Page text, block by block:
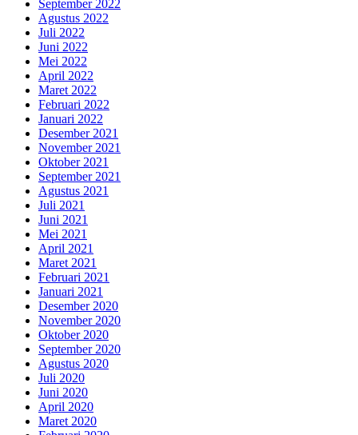
September 2022
Agustus 2022
Juli 2022
Juni 2022
Mei 2022
April 2022
Maret 2022
Februari 2022
Januari 2022
Desember 2021
November 2021
Oktober 2021
September 2021
Agustus 2021
Juli 2021
Juni 2021
Mei 2021
April 2021
Maret 2021
Februari 2021
Januari 2021
Desember 2020
November 2020
Oktober 2020
September 2020
Agustus 2020
Juli 2020
Juni 2020
April 2020
Maret 2020